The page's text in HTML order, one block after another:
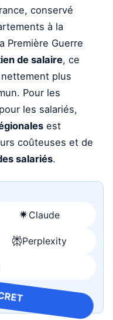
conservé
à la
Première Guerre
de salaire, ce
plus
Pour les
les salariés,
est
coûteuses et de
salariés.
Claude
Ouvrir
avec
Claude
Perplexity
Ouvrir